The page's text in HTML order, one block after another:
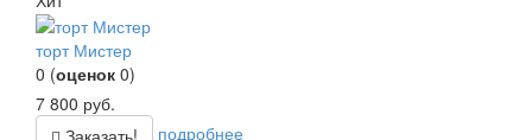
торт Мистер
0 (оценок 0)
7 800 руб.
подробнее